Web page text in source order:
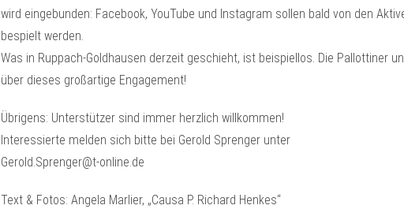
wird eingebunden: Facebook, YouTube und Instagram sollen bald von den
bespielt werden.
Was in Ruppach-Goldhausen derzeit geschieht, ist beispiellos. Die Pallottiner
über dieses großartige Engagement!
Übrigens: Unterstützer sind immer herzlich willkommen!
Interessierte melden sich bitte bei Gerold Sprenger unter
Gerold.Sprenger@t-online.de
Text & Fotos: Angela Marlier, „Causa P. Richard Henkes“